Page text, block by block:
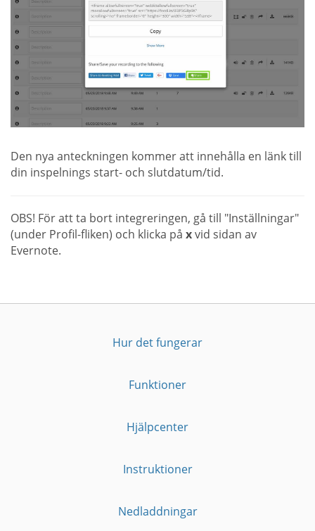
Den nya anteckningen kommer att innehålla en länk till
din inspelnings start- och slutdatum/tid.
OBS! För att ta bort integreringen, gå till "Inställningar"
(under Profil-fliken) och klicka på xvid sidan av
Evernote.
Hur det fungerar
Funktioner
Hjälpcenter
Instruktioner
Nedladdningar